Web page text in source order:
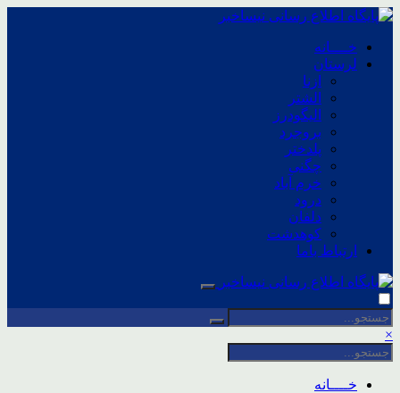
خــــانه
لرستان
ازنا
الشتر
الیگودرز
بروجرد
پلدختر
چگنی
خرم آباد
درود
دلفان
کوهدشت
ارتباط باما
×
خــــانه